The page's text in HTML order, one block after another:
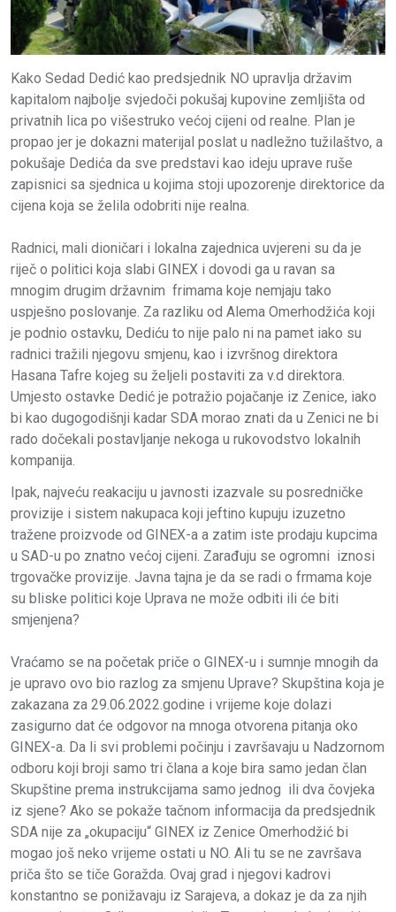
Kako Sedad Dedić kao predsjednik NO upravlja državim
kapitalom najbolje svjedoči pokušaj kupovine zemljišta od
privatnih lica po višestruko većoj cijeni od realne. Plan je
propao jer je dokazni materijal poslat u nadležno tužilaštvo, a
pokušaje Dedića da sve predstavi kao ideju uprave ruše
zapisnici sa sjednica u kojima stoji upozorenje direktorice da
cijena koja se želila odobriti nije realna.
Radnici, mali dioničari i lokalna zajednica uvjereni su da je
riječ o politici koja slabi GINEX i dovodi ga u ravan sa
mnogim drugim državnim frimama koje nemjaju tako
uspješno poslovanje. Za razliku od Alema Omerhodžića koji
je podnio ostavku, Dediću to nije palo ni na pamet iako su
radnici tražili njegovu smjenu, kao i izvršnog direktora
Hasana Tafre kojeg su željeli postaviti za v.d direktora.
Umjesto ostavke Dedić je potražio pojačanje iz Zenice, iako
bi kao dugogodišnji kadar SDA morao znati da u Zenici ne bi
rado dočekali postavljanje nekoga u rukovodstvo lokalnih
kompanija.
Ipak, najveću reakaciju u javnosti izazvale su posredničke
provizije i sistem nakupaca koji jeftino kupuju izuzetno
tražene proizvode od GINEX-a a zatim iste prodaju kupcima
u SAD-u po znatno većoj cijeni. Zarađuju se ogromni iznosi
trgovačke provizije. Javna tajna je da se radi o frmama koje
su bliske politici koje Uprava ne može odbiti ili će biti
smjenjena?
Vraćamo se na početak priče o GINEX-u i sumnje mnogih da
je upravo ovo bio razlog za smjenu Uprave? Skupština koja je
zakazana za 29.06.2022.godine i vrijeme koje dolazi
zasigurno dat će odgovor na mnoga otvorena pitanja oko
GINEX-a. Da li svi problemi počinju i završavaju u Nadzornom
odboru koji broji samo tri člana a koje bira samo jedan član
Skupštine prema instrukcijama samo jednog ili dva čovjeka
iz sjene? Ako se pokaže tačnom informacija da predsjednik
SDA nije za „okupaciju“ GINEX iz Zenice Omerhodžić bi
mogao još neko vrijeme ostati u NO. Ali tu se ne završava
priča što se tiče Goražda. Ovaj grad i njegovi kadrovi
konstantno se ponižavaju iz Sarajeva, a dokaz je da za njih